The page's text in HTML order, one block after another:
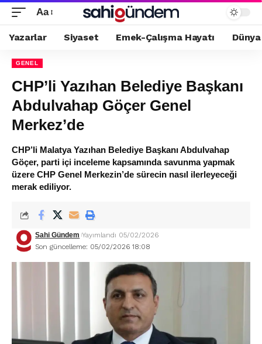
Aa
Yazarlar Siyaset Emek-Çalışma Hayatı Dünya
GENEL
CHP’li Yazıhan Belediye Başkanı
Abdulvahap Göçer Genel
Merkez’de
CHP’li Malatya Yazıhan Belediye Başkanı Abdulvahap
Göçer, parti içi inceleme kapsamında savunma yapmak
üzere CHP Genel Merkezin’de sürecin nasıl ilerleyeceği
merak ediliyor.
Son güncelleme: 05/02/2026 18:08
Sahi Gündem Yayımlandı 05/02/2026